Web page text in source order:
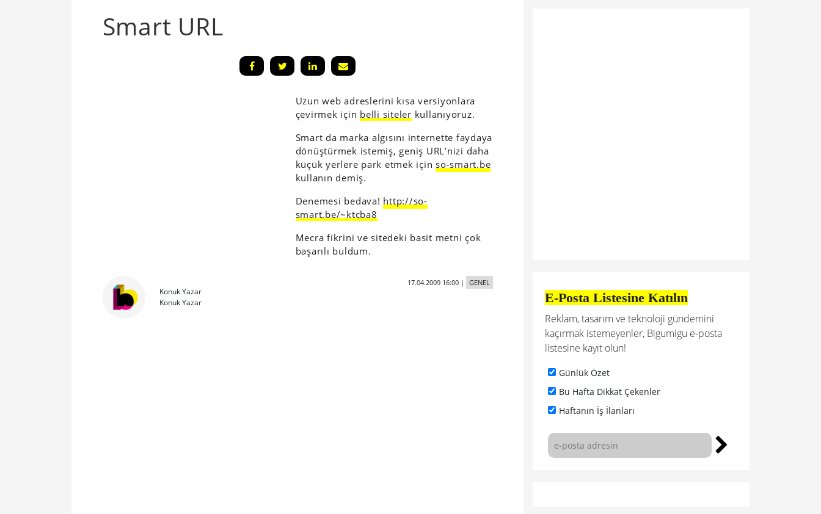
Smart URL
Uzun web adreslerini kısa versiyonlara
çevirmek için belli siteler kullanıyoruz.
Smart da marka algısını internette faydaya
dönüştürmek istemiş, geniş URL’nizi daha
küçük yerlere park etmek içinso-smart.be
kullanın demiş.
Denemesi bedava! http://so-
smart.be/~ktcba8
Mecra fikrini ve sitedeki basit metni çok
başarılı buldum.
Konuk Yazar
Konuk Yazar
17.04.2009 16:00| GENEL
E-Posta Listesine Katılın
Reklam, tasarım ve teknoloji gündemini
kaçırmak istemeyenler, Bigumigu e-posta
listesine kayıt olun!
Günlük Özet
Bu Hafta Dikkat Çekenler
Haftanın İş İlanları